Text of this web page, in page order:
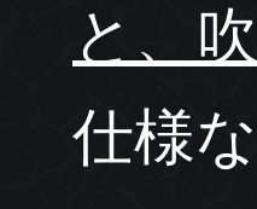
と、
仕様